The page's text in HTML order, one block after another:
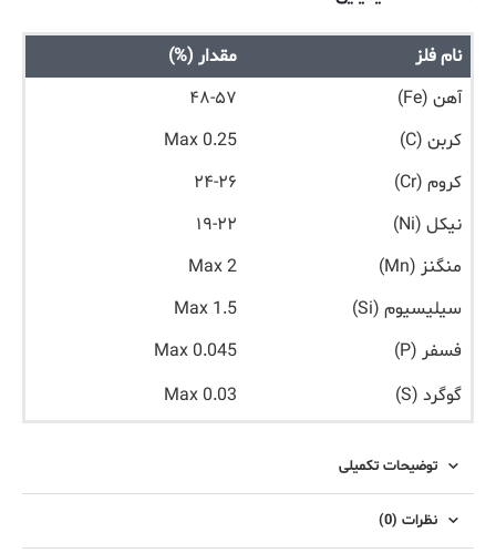
نام فلز
مقدار (%)
آهن (Fe)
۴۸-۵۷
کربن (C)
Max 0.25
کروم (Cr)
۲۴-۲۶
نیکل (Ni)
۱۹-۲۲
منگنز (Mn)
Max 2
سیلیسیوم (Si)
Max 1.5
فسفر (P)
Max 0.045
گوگرد (S)
Max 0.03
توضیحات تکمیلی
نظرات (0)